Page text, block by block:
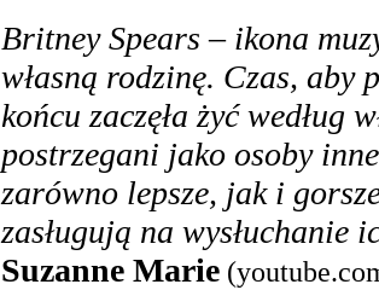
Britney Spears – ikona
własną rodzinę. Czas, aby
końcu zaczęła żyć według
postrzegani jako osoby
zarówno lepsze, jak i
zasługują na wysłuchanie
Suzanne Marie